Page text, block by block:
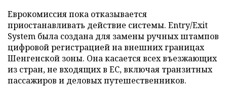
Еврокомиссия пока отказывается
приостанавливать действие системы. Entry/Exit
System была создана для замены ручных штампов
цифровой регистрацией на внешних границах
Шенгенской зоны. Она касается всех въезжающих
из стран, не входящих в ЕС, включая транзитных
пассажиров и деловых путешественников.